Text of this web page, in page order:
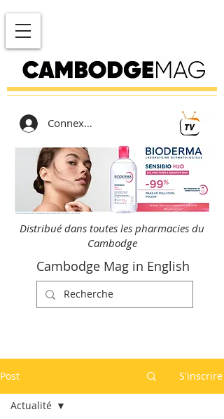
Connexion
Distribué dans toutes les pharmacies du
Cambodge
Cambodge Mag in English
Post S'inscrire
Actualité